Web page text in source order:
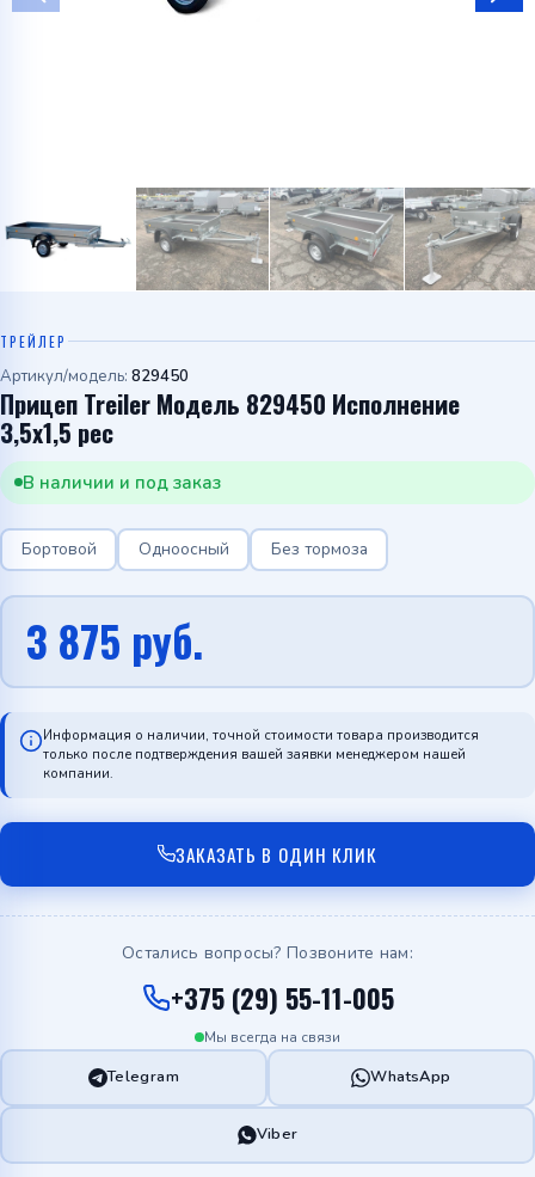
ТРЕЙЛЕР
Артикул/модель: 829450
Прицеп Treiler Модель 829450 Исполнение
3,5х1,5 рес
В наличии и под заказ
Бортовой Одноосный Без тормоза
3 875 руб.
Информация о наличии, точной стоимости товара производится
только после подтверждения вашей заявки менеджером нашей
компании.
ЗАКАЗАТЬ В ОДИН КЛИК
Остались вопросы? Позвоните нам:
+375 (29) 55-11-005
Мы всегда на связи
Telegram WhatsApp
Viber